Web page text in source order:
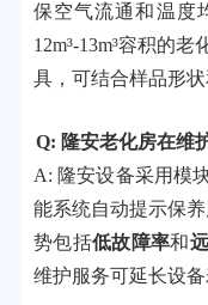
保空气流通和温度
12m³-13m³容积的
具，可结合样品形状
Q: 隆安老化房在维
A: 隆安设备采用模
能系统自动提示保
势包括低故障率和
维护服务可延长设备